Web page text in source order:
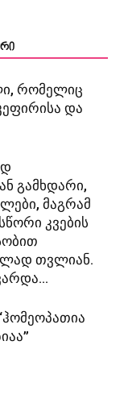
რომელიც
და
გამხდარი,
მაგრამ
კვების
თვლიან.